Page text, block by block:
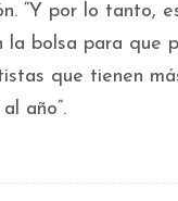
“Y por lo tanto,
la bolsa para que
que tienen
año”.